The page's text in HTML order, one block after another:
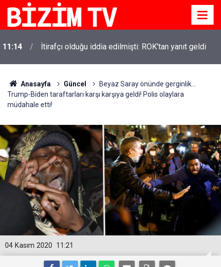
11:14 İtirafçı olduğu iddia edilmişti: ROK'tan yanıt geldi
11:10 Yusuf Tekin açıkladı: YKS değişecek mi?
Anasayfa Güncel
Beyaz Saray önünde gerginlik...
Trump-Biden taraftarları karşı karşıya geldi! Polis olaylara
müdahale etti!
11:21
04 Kasım 2020